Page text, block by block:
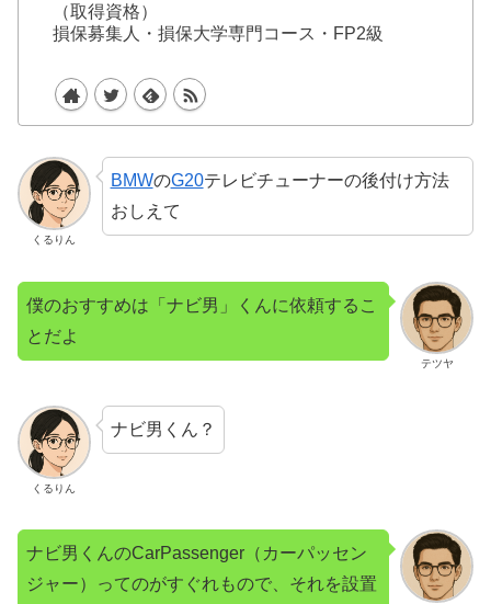
（取得資格）
損保募集人・損保大学専門コース・FP2級
くるりん
BMWのG20テレビチューナーの後付け方法
おしえて
テツヤ
僕のおすすめは「ナビ男」くんに依頼するこ
とだよ
くるりん
ナビ男くん？
ナビ男くんのCarPassenger（カーパッセン
ジャー）ってのがすぐれもので、それを設置